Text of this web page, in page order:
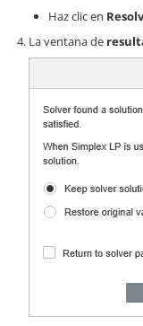
Haz clic en
La ventana de